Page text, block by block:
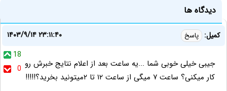
دیدگاه ها
کمیل: پاسخ
۱۴۰۳/۹/۱۴ ۲۳:۱۱:۴۰
18
0 جیبی خیلی خوبی شما ...یه ساعت بعد از اعلام نتایج خبرش رو
کار میکنی؟ ساعت ۷ میگی از ساعت ۱۲ تا ۲میتونید بخرید؟!!!!!